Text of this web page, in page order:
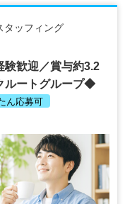
タッフィング
歓迎／賞与約3.2
ルートグループ◆
ん応募可